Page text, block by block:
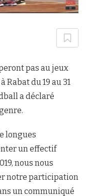
pas au jeux
Rabat du 19 au 31
a déclaré
longues
un effectif
nous nous
notre participation
un communiqué